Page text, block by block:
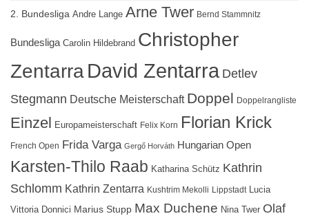
2. Bundesliga Andre Lange Arne Twer Bernd Stammnitz
Bundesliga Carolin Hildebrand Christopher
ZentarraDavid Zentarra Detlev
Stegmann Deutsche Meisterschaft Doppel Doppelrangliste
Einzel Europameisterschaft Felix Korn Florian Krick
French Open Frida Varga Gergő Horváth Hungarian Open
Karsten-Thilo Raab Katharina Schütz Kathrin
Schlomm Kathrin Zentarra Kushtrim Mekolli Lippstadt Lucia
Vittoria Donnici Marius Stupp Max Duchene Nina Twer Olaf